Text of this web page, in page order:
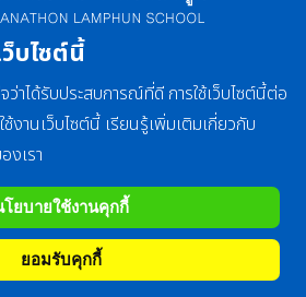
บไซต์นี้
ว่าได้รับประสบการณ์ที่ดี การใช้เว็บไซต์นี้ต่อ
งานเว็บไซต์นี้ เรียนรู้เพิ่มเติมเกี่ยวกับ
งเรา
โยบายใช้งานคุกกี้
ยอมรับคุกกี้
ลศึกษา
ฤติกรรมด้านความรู้ เจตคติ
ารปฏิบัติเกี่ยวกับสุขภาพควบคู่ไปด้วย
ละสุขภาพกายที่ดี